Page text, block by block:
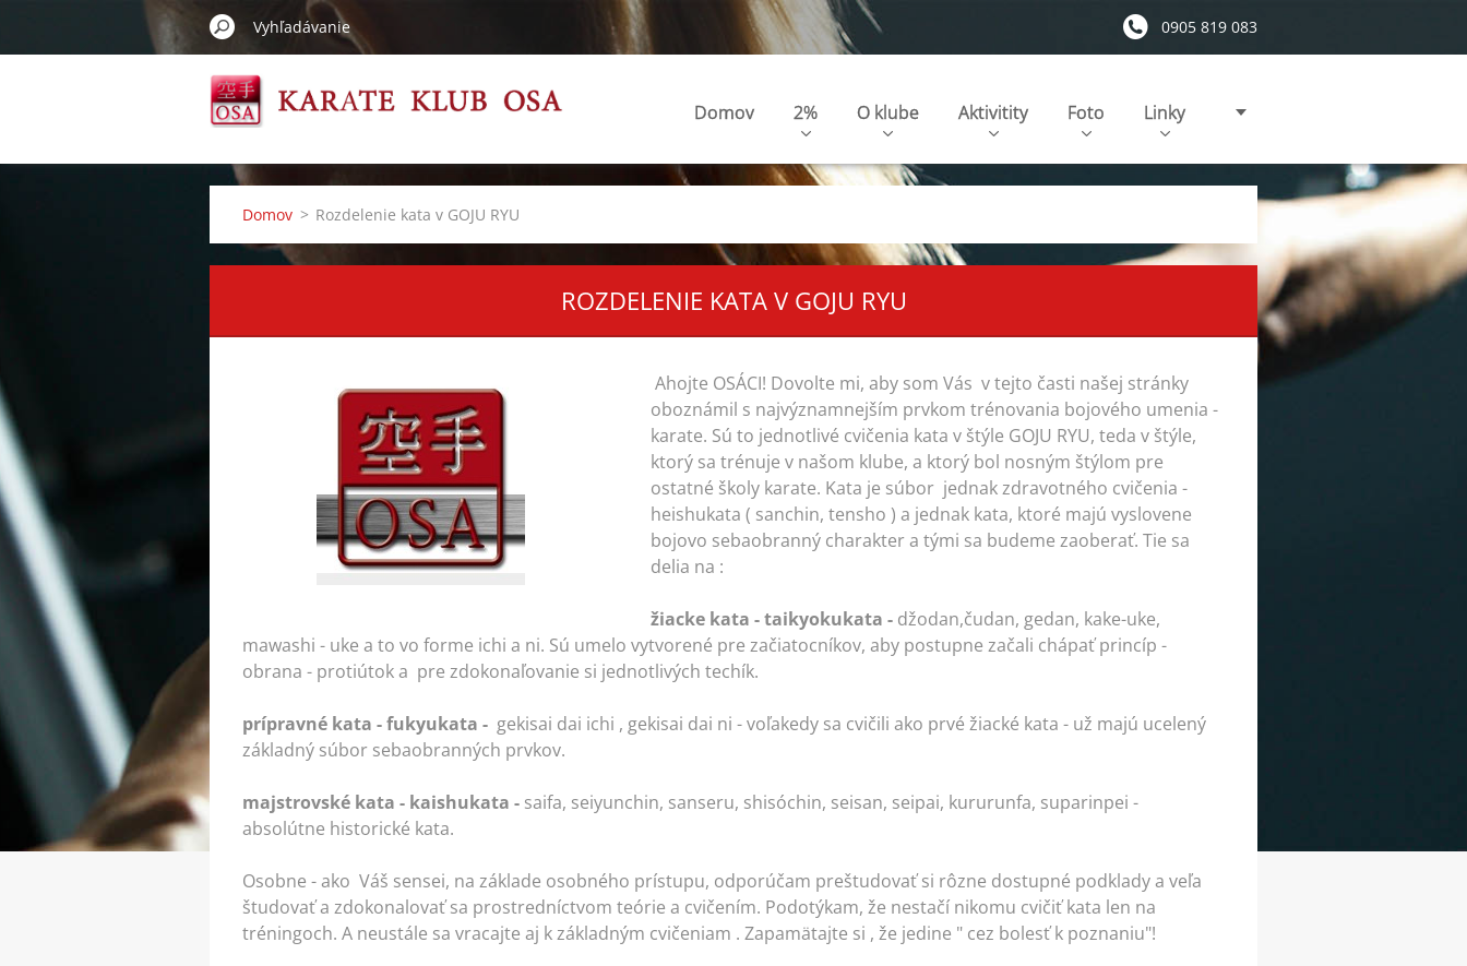
0905 819 083
Domov 2% O klube Aktivitity Foto Linky
Domov > Rozdelenie kata v GOJU RYU
ROZDELENIE KATA V GOJU RYU
Ahojte OSÁCI! Dovolte mi, aby som Vás v tejto časti našej stránky
oboznámil s najvýznamnejším prvkom trénovania bojového umenia -
karate. Sú to jednotlivé cvičenia kata v štýle GOJU RYU, teda v štýle,
ktorý sa trénuje v našom klube, a ktorý bol nosným štýlom pre
ostatné školy karate. Kata je súbor jednak zdravotného cvičenia -
heishukata ( sanchin, tensho ) a jednak kata, ktoré majú vyslovene
bojovo sebaobranný charakter a tými sa budeme zaoberať. Tie sa
delia na :
žiacke kata - taikyokukata - džodan,čudan, gedan, kake-uke,
mawashi - uke a to vo forme ichi a ni. Sú umelo vytvorené pre začiatocníkov, aby postupne začali chápať princíp -
obrana - protiútok a pre zdokonaľovanie si jednotlivých techík.
prípravné kata - fukyukata - gekisai dai ichi , gekisai dai ni - voľakedy sa cvičili ako prvé žiacké kata - už majú ucelený
základný súbor sebaobranných prvkov.
majstrovské kata - kaishukata - saifa, seiyunchin, sanseru, shisóchin, seisan, seipai, kururunfa, suparinpei -
absolútne historické kata.
Osobne - ako Váš sensei, na základe osobného prístupu, odporúčam preštudovať si rôzne dostupné podklady a veľa
študovať a zdokonalovať sa prostredníctvom teórie a cvičením. Podotýkam, že nestačí nikomu cvičiť kata len na
tréningoch. A neustále sa vracajte aj k základným cvičeniam . Zapamätajte si , že jedine " cez bolesť k poznaniu"!